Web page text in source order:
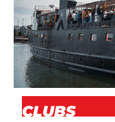
CLUBS